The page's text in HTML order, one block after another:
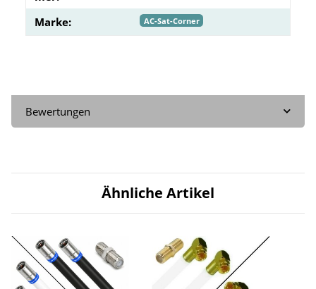
Marke: AC-Sat-Corner
Bewertungen
Ähnliche Artikel